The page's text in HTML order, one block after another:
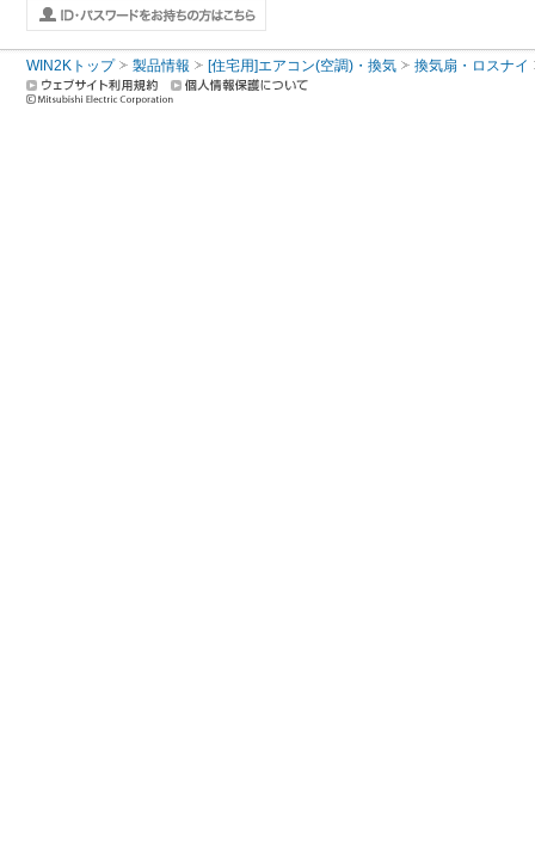
WIN2Kトップ 製品情報 [住宅用]エアコン(空調)・換気 換気扇・ロスナイ